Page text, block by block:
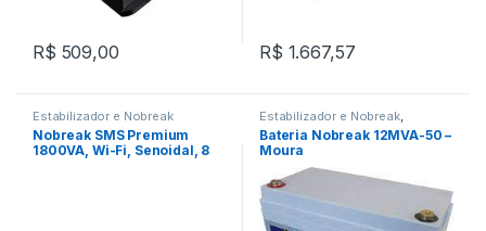
R$ 509,00 R$ 1.667,57
Estabilizador e Nobreak
Nobreak SMS Premium
1800VA, Wi-Fi, Senoidal, 8
Estabilizador e Nobreak,
Nobreak
Bateria Nobreak 12MVA-50 –
Moura